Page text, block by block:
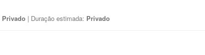
Privado | Duração estimada: Privado